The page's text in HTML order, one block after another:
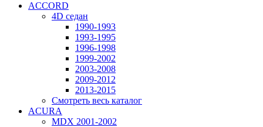
ACCORD
4D седан
1990-1993
1993-1995
1996-1998
1999-2002
2003-2008
2009-2012
2013-2015
Смотреть весь каталог
ACURA
MDX 2001-2002